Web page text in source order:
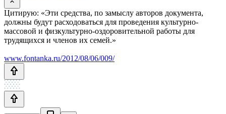
Цитирую: «Эти средства, по замыслу авторов документа,
должны будут расходоваться для проведения культурно-
массовой и физкультурно-оздоровительной работы для
трудящихся и членов их семей.»
www.fontanka.ru/2012/08/06/009/